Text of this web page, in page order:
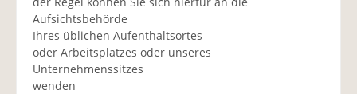
Aufsichtsbehörde
Ihres üblichen Aufenthaltsortes
oder Arbeitsplatzes oder unseres
Unternehmenssitzes
wenden